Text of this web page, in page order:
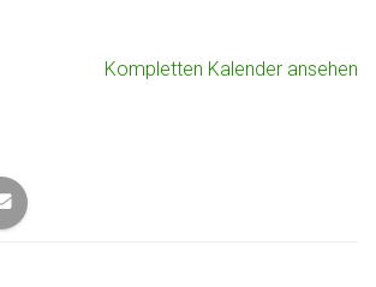
Kompletten Kalender ansehen